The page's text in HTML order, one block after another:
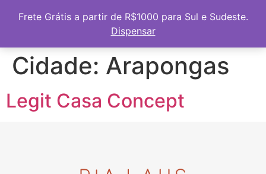
Cidade: Arapongas
Legit Casa Concept
Frete Grátis a partir de R$1000 para Sul e Sudeste.
Dispensar